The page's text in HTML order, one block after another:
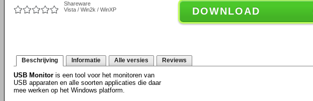
Shareware
Vista / Win2k / WinXP
DOWNLOAD
Beschrijving Informatie Alle versies Reviews
USB Monitor is een tool voor het monitoren van
USB apparaten en alle soorten applicaties die daar
mee werken op het Windows platform.